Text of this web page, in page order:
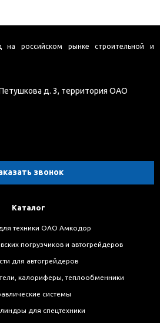
российском рынке строительной и
д. 3, территория ОАО
звонок
Каталог
техники ОАО Амкодор
погрузчиков и автогрейдеров
для автогрейдеров
калориферы, теплообменники
системы
для спецтехники